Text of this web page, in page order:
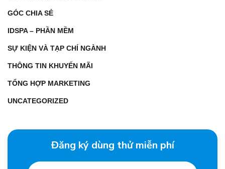
GÓC CHIA SẺ
IDSPA – PHẦN MỀM
SỰ KIỆN VÀ TẠP CHÍ NGÀNH
THÔNG TIN KHUYẾN MÃI
TỔNG HỢP MARKETING
UNCATEGORIZED
Đăng ký dùng thử miễn phí